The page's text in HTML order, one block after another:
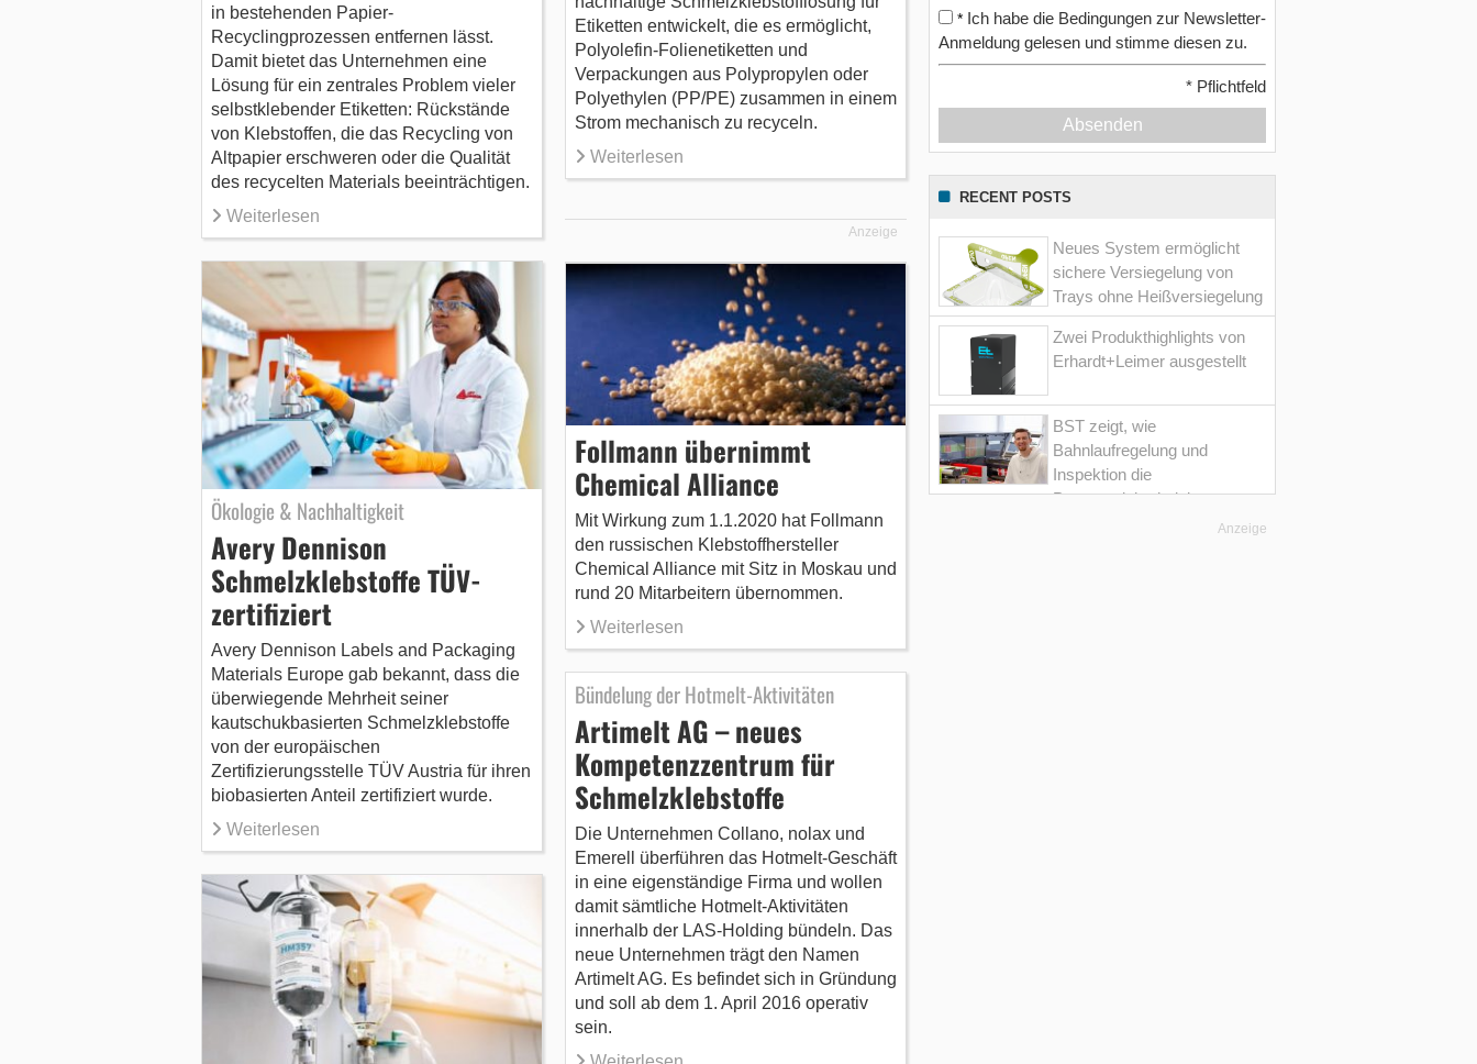
in bestehenden Papier-
Recyclingprozessen entfernen lässt.
Damit bietet das Unternehmen eine
Lösung für ein zentrales Problem vieler
selbstklebender Etiketten: Rückstände
von Klebstoffen, die das Recycling von
Altpapier erschweren oder die Qualität
des recycelten Materials beeinträchtigen.
Weiterlesen
Etiketten entwickelt, die es ermöglicht,
Polyolefin-Folienetiketten und
Verpackungen aus Polypropylen oder
Polyethylen (PP/PE) zusammen in einem
Strom mechanisch zu recyceln.
Weiterlesen
Ökologie & Nachhaltigkeit
Avery Dennison
Schmelzklebstoffe TÜV-
zertifiziert
Avery Dennison Labels and Packaging
Materials Europe gab bekannt, dass die
überwiegende Mehrheit seiner
kautschukbasierten Schmelzklebstoffe
von der europäischen
Zertifizierungsstelle TÜV Austria für ihren
biobasierten Anteil zertifiziert wurde.
Weiterlesen
Anzeige
Follmann übernimmt
Chemical Alliance
Mit Wirkung zum 1.1.2020 hat Follmann
den russischen Klebstoffhersteller
Chemical Alliance mit Sitz in Moskau und
rund 20 Mitarbeitern übernommen.
Weiterlesen
Bündelung der Hotmelt-Aktivitäten
Artimelt AG – neues
Kompetenzzentrum für
Schmelzklebstoffe
Die Unternehmen Collano, nolax und
Emerell überführen das Hotmelt-Geschäft
in eine eigenständige Firma und wollen
damit sämtliche Hotmelt-Aktivitäten
innerhalb der LAS-Holding bündeln. Das
neue Unternehmen trägt den Namen
Artimelt AG. Es befindet sich in Gründung
und soll ab dem 1. April 2016 operativ
sein.
* Ich habe die Bedingungen zur Newsletter-
Anmeldung gelesen und stimme diesen zu.
* Pflichtfeld
Absenden
RECENT POSTS
Neues System ermöglicht
sichere Versiegelung von
Trays ohne Heißversiegelung
Zwei Produkthighlights von
Erhardt+Leimer ausgestellt
BST zeigt, wie
Bahnlaufregelung und
Inspektion die
Prozesssicherheit im
Anzeige